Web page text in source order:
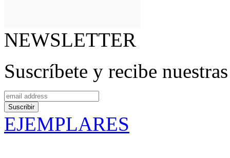
NEWSLETTER
Suscríbete y recibe
EJEMPLARES